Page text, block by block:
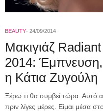
BEAUTY 24/09/2014
Μακιγιάζ
2014:
η Κάτια Ζυγούλη
Ξέρω τι θα συμβεί τώρα. Αυτό
πριν λίγες μέρες. Είμαι μέσα